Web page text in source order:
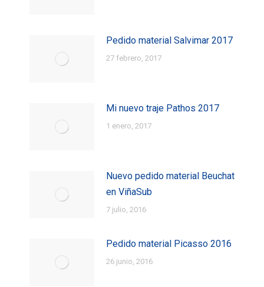
Pedido material Salvimar 2017
27 febrero, 2017
Mi nuevo traje Pathos 2017
1 enero, 2017
Nuevo pedido material Beuchat
en ViñaSub
7 julio, 2016
Pedido material Picasso 2016
26 junio, 2016